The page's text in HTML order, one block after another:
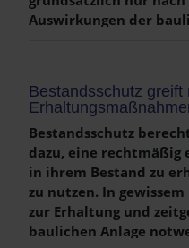
Auswirkungen der
sind i.d.R. nicht
Bestandsschutz greift
Bestandsschutz
dazu, eine rechtmäßig
in ihrem Bestand zu
zu nutzen. In
zur Erhaltung und
baulichen Anlage